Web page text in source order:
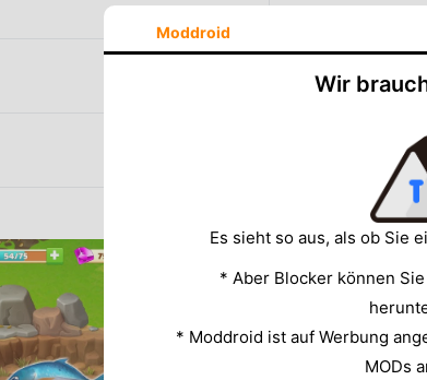
1.5.6
Fansipan Limited
Moddroid
Wir
Es sieht so aus, als ob Sie
* Aber Blocker können
* Moddroid ist auf Werbung
MODs